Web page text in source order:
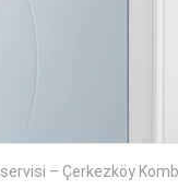
servisi – Çerkezköy